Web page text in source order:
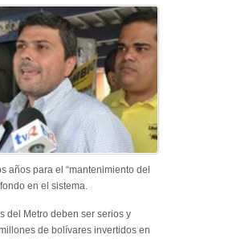
años para el “mantenimiento del
en el sistema.
del Metro deben ser serios y
de bolívares invertidos en